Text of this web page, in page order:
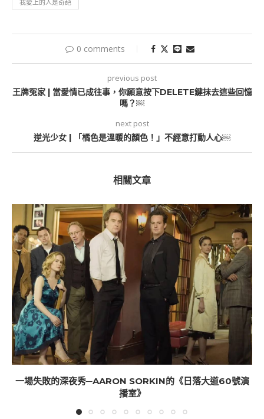
我愛上的人是奇葩
0 comments
previous post
王牌冤家 | 當愛情已成往事，你願意按下DELETE鍵抹去這些回憶
嗎？￼
next post
逆光少女 | 「橘色是溫暖的顏色！」不經意打動人心￼
相關文章
一場失敗的深夜秀─AARON SORKIN的《日落大道60號演
播室》